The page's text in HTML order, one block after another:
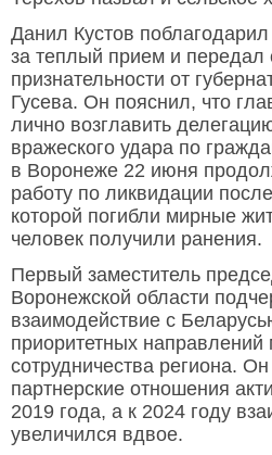
Данил Кустов
за теплый прием и передал
признательности от
Гусева. Он пояснил, что
лично возглавить
вражеского удара по
в Воронеже 22 июня
работу по ликвидации
которой погибли мирные
человек получили ранения.
Первый заместитель
Воронежской области
взаимодействие с
приоритетных
сотрудничества региона.
партнерские отношения
2019 года, а к 2024 году
увеличился вдвое.